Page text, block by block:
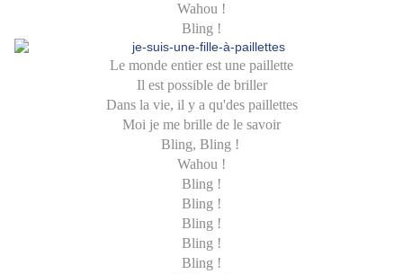
Wahou !
Bling !
Le monde entier est une paillette
Il est possible de briller
Dans la vie, il y a qu'des paillettes
Moi je me brille de le savoir
Bling, Bling !
Wahou !
Bling !
Bling !
Bling !
Bling !
Bling !